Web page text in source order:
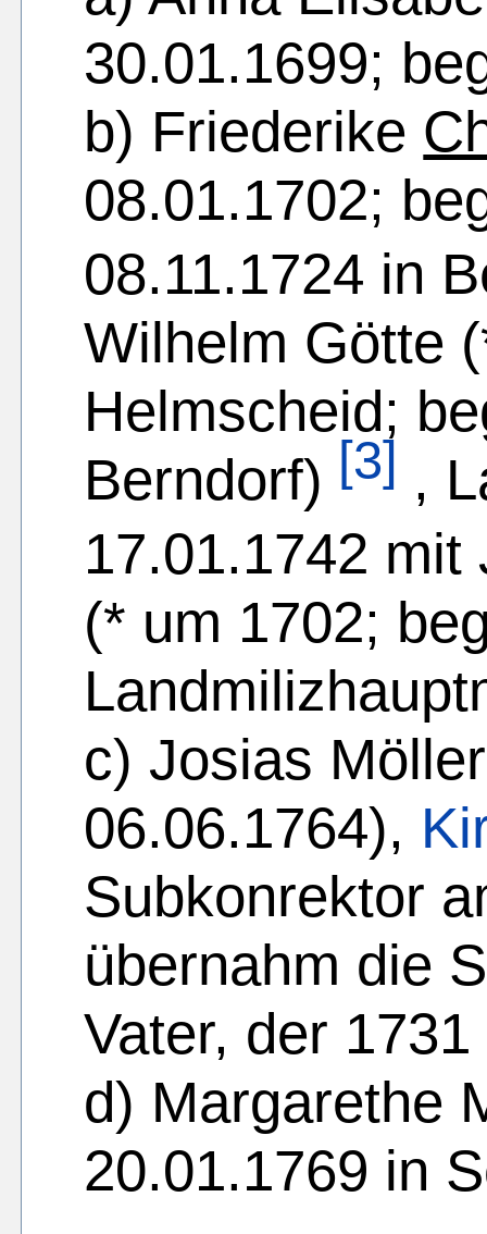
30.01.1699;
b) Friederike
08.01.1702;
08.11.1724 in
Wilhelm Götte
Helmscheid;
Berndorf) [3] ,
17.01.1742 mit
(* um 1702;
c) Josias
06.06.1764),
Subkonrektor
übernahm die
Vater, der
d) Margarethe
20.01.1769 in